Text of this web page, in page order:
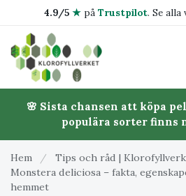
4.9/5 ★på Trustpilot. Se alla
🌸 Sista chansen att köpa
populära sorter finns
Hem / Tips och råd |
Monstera deliciosa – fakta,
hemmet